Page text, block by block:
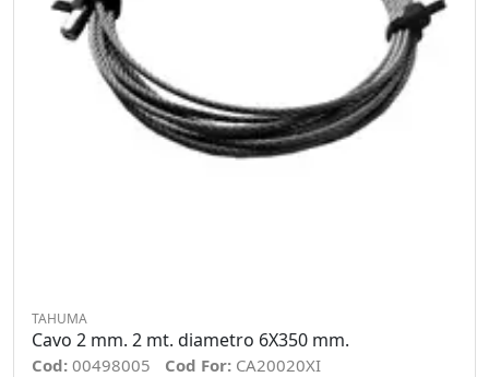
TAHUMA
Cavo 2 mm. 2 mt. diametro 6X350 mm.
Cod: 00498005 Cod For: CA20020XI